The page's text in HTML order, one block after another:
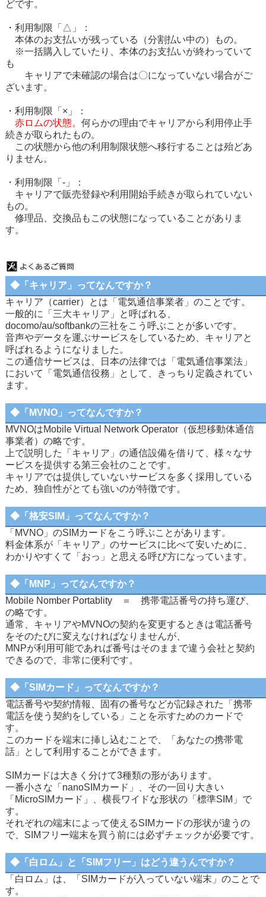
どです。
・利用制限「△」：
本体のお支払いが残っている（分割払い中の）もの。
※一括購入していたり、本体のお支払いが終わっていて
も
キャリアで未確認の場合は〇になっていない場合がご
ざいます。
・利用制限「×」：
赤ロムの状態。 何らかの理由でキャリアから利用停止手
続きが取られたもの。
この状態から他の利用制限状態へ移行することは殆どあ
りません。
・利用制限「-」：
キャリアで販売登録や利用開始手続きが取られていない
もの。
修理品、交換品もこの状態になっていることがありま
す。
◆「キャリア」ってなんですか？
キャリア（carrier）とは「電気通信事業者」のことです。
一般的に「三大キャリア」と呼ばれる、
docomo/au/softbankの三社をこう呼ぶことが多いです。
音声やデータを運ぶサービスをしているため、キャリアと
呼ばれるようになりました。
この通信サービスは、日本の法律では「電気通信事業法」
において「電気通信役務」として、きっちり定義されてい
ます。
◆「MVNO」ってなんですか？
MVNOはMobile Virtual Network Operator（仮想移動体通信
事業者）の略です。
上で説明した「キャリア」の通信設備を借りて、様々なサ
ービスを提供する第三会社のことです。
キャリアでは提供していないサービスを多く採用している
ため、独自性がとても強いのが特徴です。
◆「格安SIM」ってなんですか？
「MVNO」のSIMカードをこう呼ぶことがあります。
料金体系が「キャリア」のサービスに比べて安いために、
わかりやすくて「おっ」と思える呼び方になっています。
◆「MNP」ってなんですか？
Mobile Nomber Portablity ＝ 携帯電話番号の持ち運び、
の略です。
通常、キャリアやMVNOの契約を変更するときは電話番号
をそのたびに変えなければなりませんが、
MNPが利用可能であれば番号はそのままで違う会社と契約
できるので、非常に便利です。
◆「SIMカード」ってなんですか？
電話番号や契約情報、固有の番号などが記録された「携帯
電話を使う契約をしている」ことを示すためのカードで
す。
このカードを端末に挿し込むことで、「あなたの携帯電
話」として利用することができます。
SIMカードは大きく分けて3種類の形があります。
一番小さな「nanoSIMカード」、その一回り大きい
「MicroSIMカード」、横長ワイドな形状の「標準SIM」で
す。
それぞれの端末によって使えるSIMカードの形状が違うの
で、SIMフリー端末を買う前には必ずチェックが必要です。
◆「白ロム」と「SIMフリー」はどう違うんですか？
「白ロム」は、「SIMカードが入っていない端末」のことで
す。